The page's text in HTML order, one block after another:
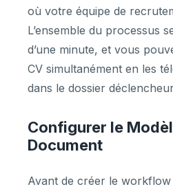
où votre équipe de
L’ensemble du processus
d’une minute, et vous
CV simultanément en les
dans le dossier
Configurer le
Document
Avant de créer le